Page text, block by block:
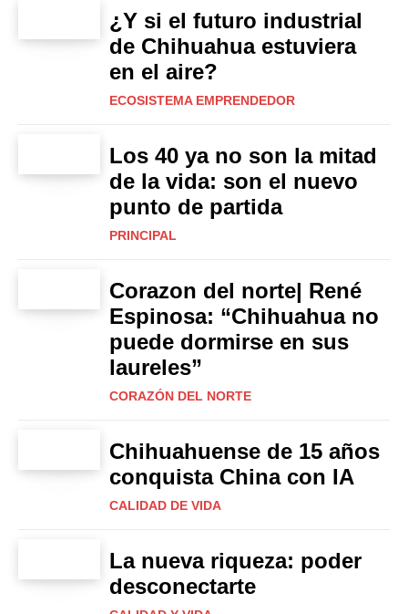
¿Y si el futuro industrial
de Chihuahua estuviera
en el aire?
ECOSISTEMA EMPRENDEDOR
Los 40 ya no son la mitad
de la vida: son el nuevo
punto de partida
PRINCIPAL
Corazon del norte| René
Espinosa: “Chihuahua no
puede dormirse en sus
laureles”
CORAZÓN DEL NORTE
Chihuahuense de 15 años
conquista China con IA
CALIDAD DE VIDA
La nueva riqueza: poder
desconectarte